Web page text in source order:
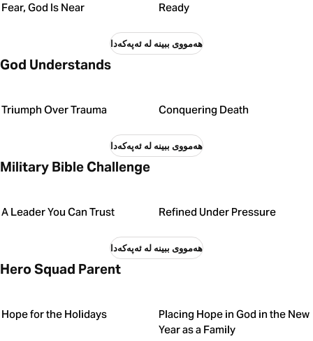
Fear, God Is Near
Ready
هەمووی ببینە لە ئەپەکەدا
God Understands
Triumph Over Trauma Conquering Death
هەمووی ببینە لە ئەپەکەدا
Military Bible Challenge
A Leader You Can Trust Refined Under Pressure
هەمووی ببینە لە ئەپەکەدا
Hero Squad Parent
Hope for the Holidays
Placing Hope in God in the New
Year as a Family